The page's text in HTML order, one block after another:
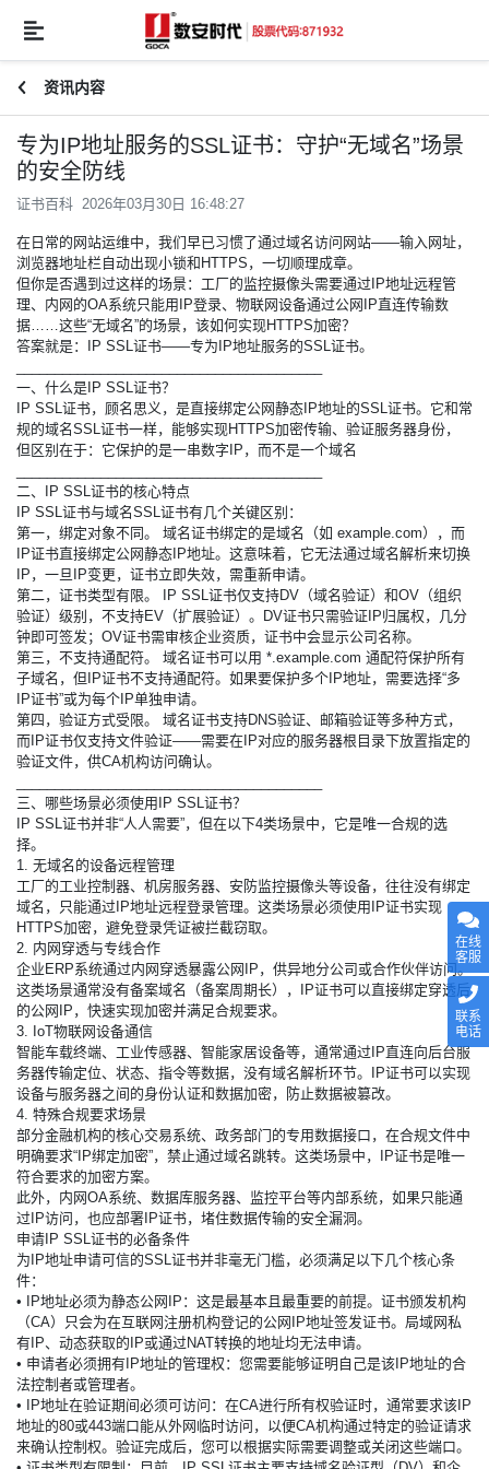
资讯内容
专为IP地址服务的SSL证书：守护“无域名”场景
的安全防线
证书百科 2026年03月30日 16:48:27
在日常的网站运维中，我们早已习惯了通过域名访问网站——输入网址，
浏览器地址栏自动出现小锁和HTTPS，一切顺理成章。
但你是否遇到过这样的场景：工厂的监控摄像头需要通过IP地址远程管
理、内网的OA系统只能用IP登录、物联网设备通过公网IP直连传输数
据……这些“无域名”的场景，该如何实现HTTPS加密？
答案就是：IP SSL证书——专为IP地址服务的SSL证书。
一、什么是IP SSL证书？
IP SSL证书，顾名思义，是直接绑定公网静态IP地址的SSL证书。它和常
规的域名SSL证书一样，能够实现HTTPS加密传输、验证服务器身份，
但区别在于：它保护的是一串数字IP，而不是一个域名
二、IP SSL证书的核心特点
IP SSL证书与域名SSL证书有几个关键区别：
第一，绑定对象不同。 域名证书绑定的是域名（如 example.com），而
IP证书直接绑定公网静态IP地址。这意味着，它无法通过域名解析来切换
IP，一旦IP变更，证书立即失效，需重新申请。
第二，证书类型有限。 IP SSL证书仅支持DV（域名验证）和OV（组织
验证）级别，不支持EV（扩展验证）。DV证书只需验证IP归属权，几分
钟即可签发；OV证书需审核企业资质，证书中会显示公司名称。
第三，不支持通配符。 域名证书可以用 *.example.com 通配符保护所有
子域名，但IP证书不支持通配符。如果要保护多个IP地址，需要选择“多
IP证书”或为每个IP单独申请。
第四，验证方式受限。 域名证书支持DNS验证、邮箱验证等多种方式，
而IP证书仅支持文件验证——需要在IP对应的服务器根目录下放置指定的
验证文件，供CA机构访问确认。
三、哪些场景必须使用IP SSL证书？
IP SSL证书并非“人人需要”，但在以下4类场景中，它是唯一合规的选
择。
1. 无域名的设备远程管理
工厂的工业控制器、机房服务器、安防监控摄像头等设备，往往没有绑定
域名，只能通过IP地址远程登录管理。这类场景必须使用IP证书实现
HTTPS加密，避免登录凭证被拦截窃取。
2. 内网穿透与专线合作
企业ERP系统通过内网穿透暴露公网IP，供异地分公司或合作伙伴访问。
这类场景通常没有备案域名（备案周期长），IP证书可以直接绑定穿透后
的公网IP，快速实现加密并满足合规要求。
3. IoT物联网设备通信
智能车载终端、工业传感器、智能家居设备等，通常通过IP直连向后台服
务器传输定位、状态、指令等数据，没有域名解析环节。IP证书可以实现
设备与服务器之间的身份认证和数据加密，防止数据被篡改。
4. 特殊合规要求场景
部分金融机构的核心交易系统、政务部门的专用数据接口，在合规文件中
明确要求“IP绑定加密”，禁止通过域名跳转。这类场景中，IP证书是唯一
符合要求的加密方案。
此外，内网OA系统、数据库服务器、监控平台等内部系统，如果只能通
过IP访问，也应部署IP证书，堵住数据传输的安全漏洞。
申请IP SSL证书的必备条件
为IP地址申请可信的SSL证书并非毫无门槛，必须满足以下几个核心条
件：
• IP地址必须为静态公网IP：这是最基本且最重要的前提。证书颁发机构
（CA）只会为在互联网注册机构登记的公网IP地址签发证书。局域网私
有IP、动态获取的IP或通过NAT转换的地址均无法申请。
• 申请者必须拥有IP地址的管理权：您需要能够证明自己是该IP地址的合
法控制者或管理者。
• IP地址在验证期间必须可访问：在CA进行所有权验证时，通常要求该IP
地址的80或443端口能从外网临时访问，以便CA机构通过特定的验证请求
来确认控制权。验证完成后，您可以根据实际需要调整或关闭这些端口。
在线
客服
联系
电话